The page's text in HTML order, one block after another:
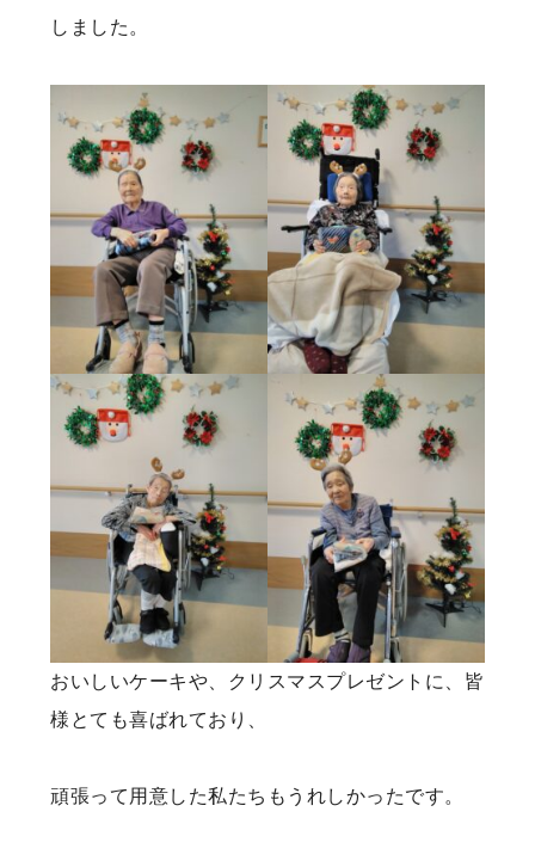
しました。
おいしいケーキや、クリスマスプレゼントに、皆
様とても喜ばれており、
頑張って用意した私たちもうれしかったです。